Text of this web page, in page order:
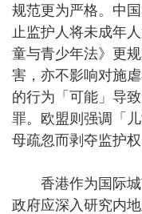
规范更为严格。中
止监护人将未成年
童与青少年法》更
害，亦不影响对施
的行为「可能」导
罪。欧盟则强调「
母疏忽而剥夺监护权
香港作为国际城
政府应深入研究内